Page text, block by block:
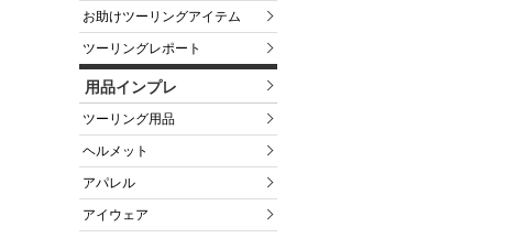
お助けツーリングアイテム
ツーリングレポート
用品インプレ
ツーリング用品
ヘルメット
アパレル
アイウェア